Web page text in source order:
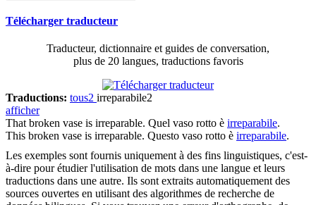
Télécharger traducteur
Traducteur, dictionnaire et guides de conversation,
plus de 20 langues, traductions favoris
Traductions: tous2 irreparabile2
afficher
That broken vase is irreparable. Quel vaso rotto è irreparabile.
This broken vase is irreparable. Questo vaso rotto è irreparabile.
Les exemples sont fournis uniquement à des fins linguistiques, c'est-
à-dire pour étudier l'utilisation de mots dans une langue et leurs
traductions dans une autre. Ils sont extraits automatiquement des
sources ouvertes en utilisant des algorithmes de recherche de